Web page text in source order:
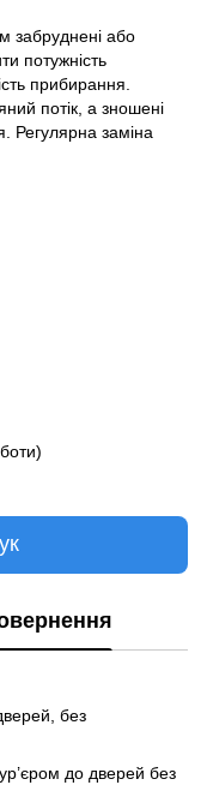
забруднені або
потужність
прибирання.
потік, а зношені
Регулярна заміна
без
до дверей без